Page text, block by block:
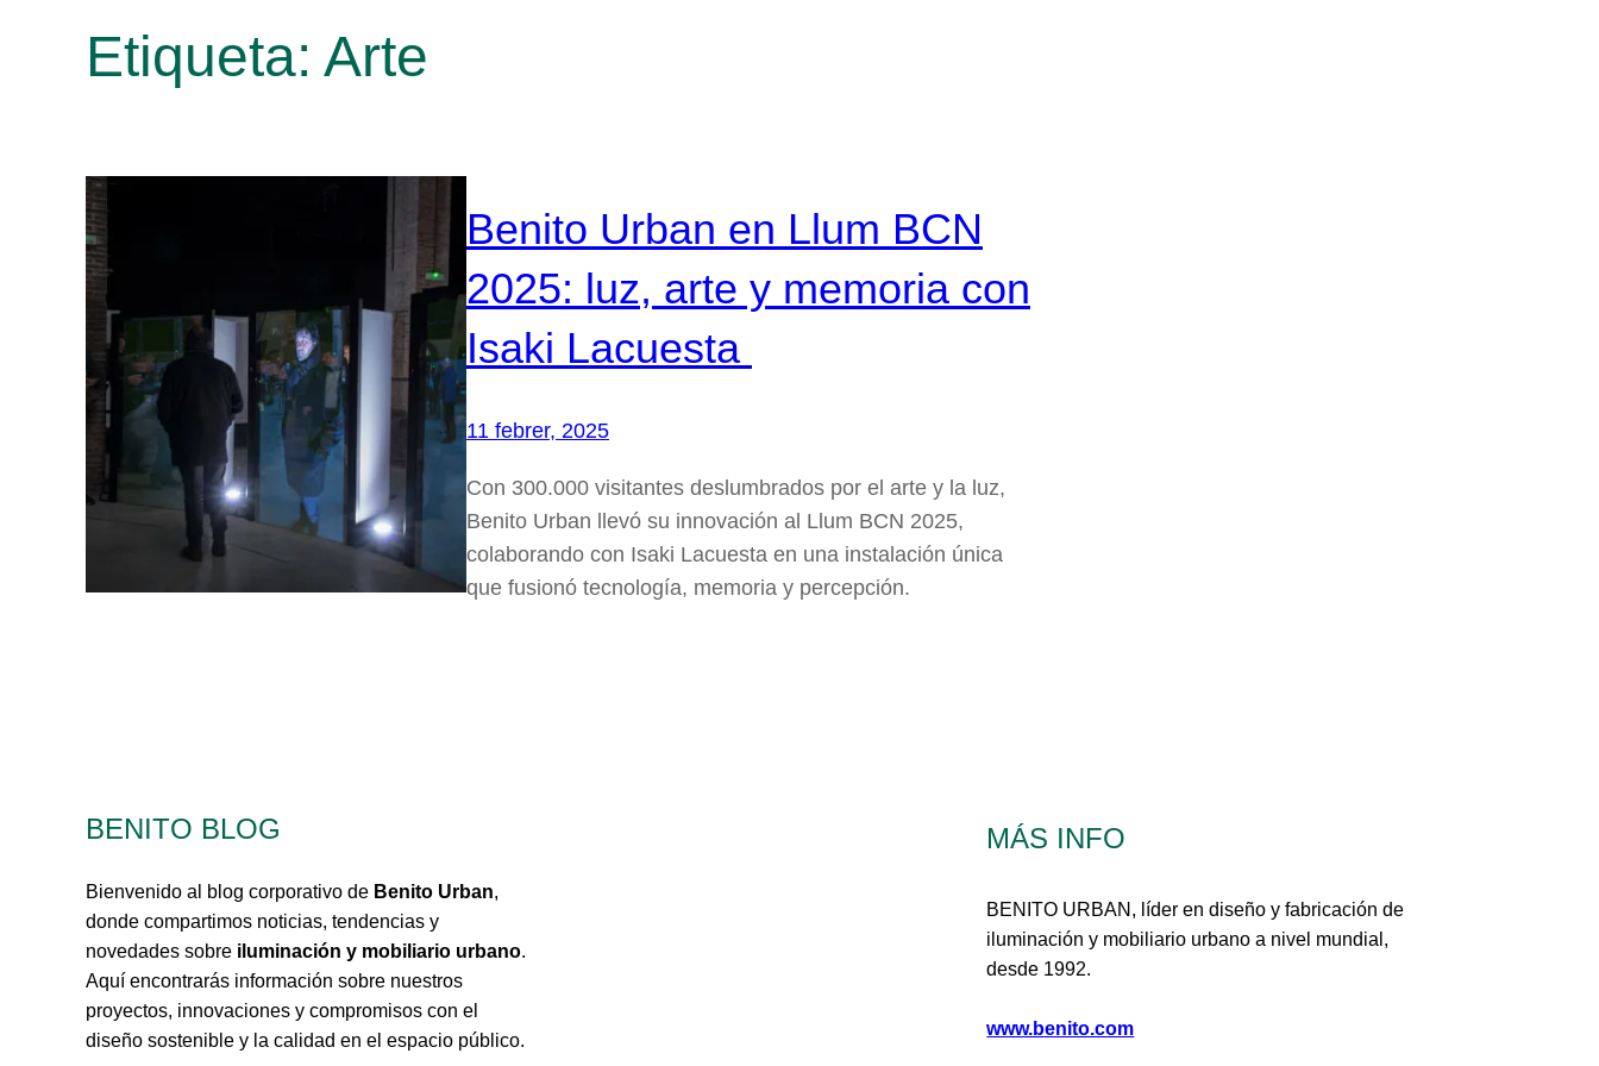
Etiqueta: Arte
Benito Urban en Llum BCN
2025: luz, arte y memoria con
Isaki Lacuesta
11 febrer, 2025
Con 300.000 visitantes deslumbrados por el arte y la luz,
Benito Urban llevó su innovación al Llum BCN 2025,
colaborando con Isaki Lacuesta en una instalación única
que fusionó tecnología, memoria y percepción.
BENITO BLOG
Bienvenido al blog corporativo de Benito Urban,
donde compartimos noticias, tendencias y
novedades sobre iluminación y mobiliario urbano.
Aquí encontrarás información sobre nuestros
proyectos, innovaciones y compromisos con el
diseño sostenible y la calidad en el espacio público.
MÁS INFO
BENITO URBAN, líder en diseño y fabricación de
iluminación y mobiliario urbano a nivel mundial,
desde 1992.
www.benito.com